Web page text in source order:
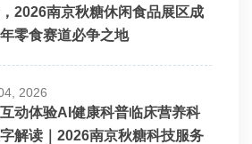
2026南京秋糖休闲食品展区成
零食赛道必争之地
2026
动体验AI健康科普临床营养科
解读｜2026南京秋糖科技服务